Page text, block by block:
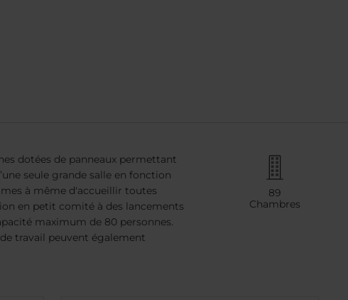
dotées de panneaux permettant
seule grande salle en fonction
à même d'accueillir toutes
en petit comité à des lancements
maximum de 80 personnes.
travail peuvent également
89
Chambres